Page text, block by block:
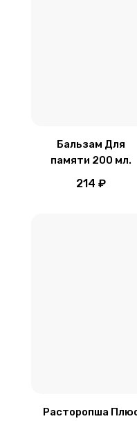
214 ₽
Бальзам Для
памяти 200 мл.
Расторопша